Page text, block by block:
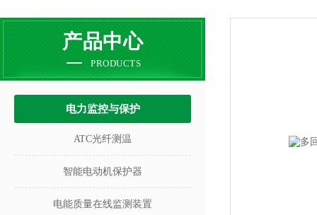
产品中心
PRODUCTS
电力监控与保护
ATC光纤测温
智能电动机保护器
电能质量在线监测装置